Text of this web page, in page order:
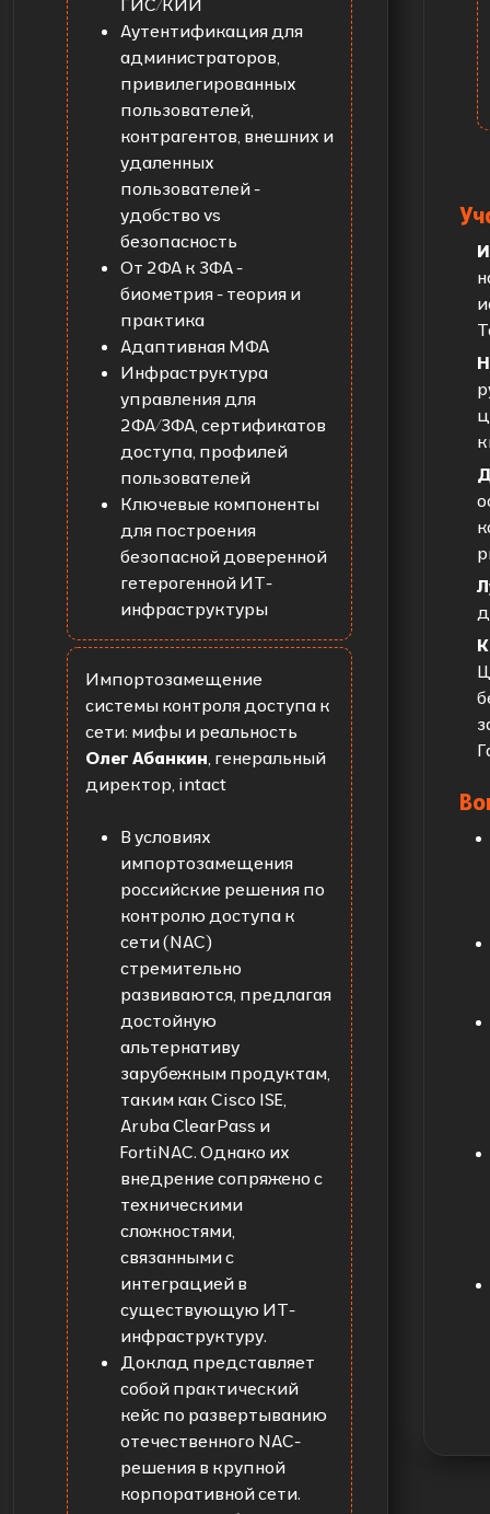
ГИС/КИИ
Аутентификация для
администраторов,
привилегированных
пользователей,
контрагентов, внешних и
удаленных
пользователей -
удобство vs
безопасность
От 2ФА к 3ФА -
биометрия - теория и
практика
Адаптивная МФА
Инфраструктура
управления для
2ФА/3ФА, сертификатов
доступа, профилей
пользователей
Ключевые компоненты
для построения
безопасной доверенной
гетерогенной ИТ-
инфраструктуры
Импортозамещение
системы контроля доступа к
сети: мифы и реальность
Олег Абанкин, генеральный
директор, intact
В условиях
импортозамещения
российские решения по
контролю доступа к
сети (NAC)
стремительно
развиваются, предлагая
достойную
альтернативу
зарубежным продуктам,
таким как Cisco ISE,
Aruba ClearPass и
FortiNAC. Однако их
внедрение сопряжено с
техническими
сложностями,
связанными с
интеграцией в
существующую ИТ-
инфраструктуру.
Доклад представляет
собой практический
кейс по развертыванию
отечественного NAC-
решения в крупной
корпоративной сети.